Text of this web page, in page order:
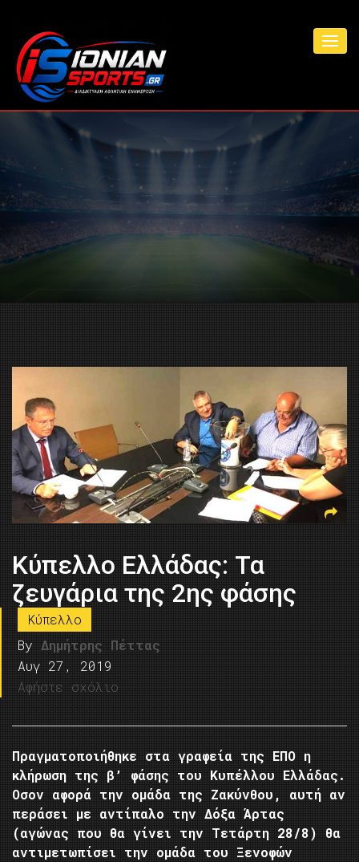
Κύπελλο Ελλάδας: Τα
ζευγάρια της 2ης φάσης
Κύπελλο
By Δημήτρης Πέττας
Αυγ 27, 2019
Αφήστε σχόλιο
Πραγματοποιήθηκε στα γραφεία της ΕΠΟ η
κλήρωση της β’ φάσης του Κυπέλλου Ελλάδας.
Οσον αφορά την ομάδα της Ζακύνθου, αυτή αν
περάσει με αντίπαλο την Δόξα Άρτας
(αγώνας που θα γίνει την Τετάρτη 28/8) θα
αντιμετωπίσει την ομάδα του Ξενοφών